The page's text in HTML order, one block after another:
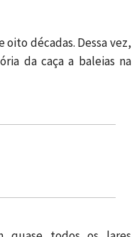
oito décadas. Dessa vez,
da caça a baleias na